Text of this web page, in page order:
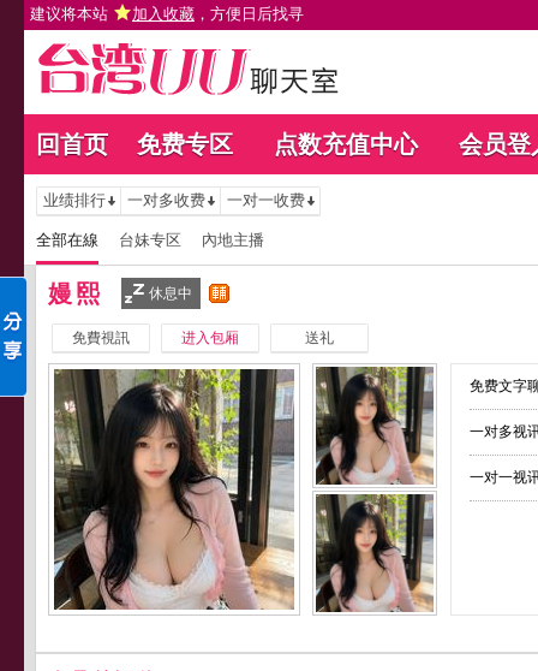
建议将本站 加入收藏 ，方便日后找寻
回首页 免费专区 点数充值中心 会员登
业绩排行 一对多收费 一对一收费
全部在線 台妹专区 內地主播
嫚熙 休息中
免費視訊 进入包厢 送礼
免费文字
一对多视
一对一视